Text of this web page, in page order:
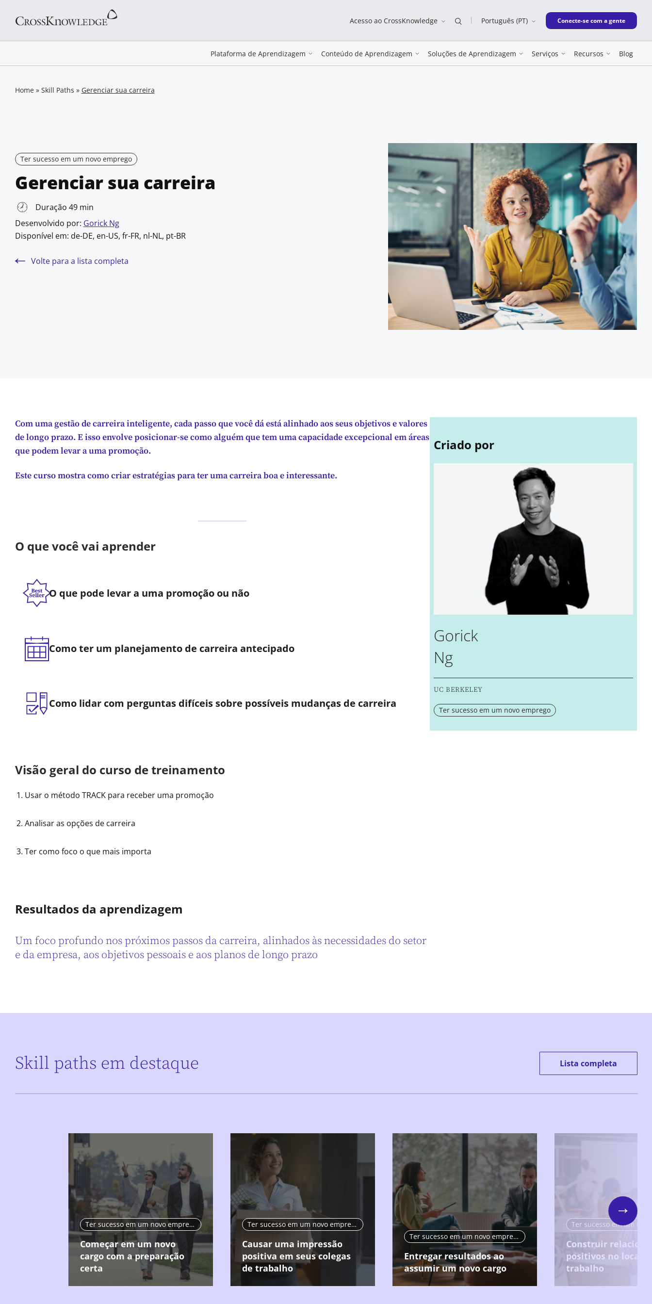
Acesso ao CrossKnowledge Português (PT) New window
Conecte-se com a gente
Plataforma de Aprendizagem Conteúdo de Aprendizagem Soluções de Aprendizagem Serviços Recursos Blog
Home» Skill Paths » Gerenciar sua carreira
Ter sucesso em um novo emprego
Gerenciar sua carreira
Duração 49 min
Desenvolvido por: Gorick Ng
Disponível em: de-DE, en-US, fr-FR, nl-NL, pt-BR
Volte para a lista completa
Com uma gestão de carreira inteligente, cada passo que você dá está alinhado aos seus objetivos e valores
de longo prazo. E isso envolve posicionar-se como alguém que tem uma capacidade excepcional em áreas
que podem levar a uma promoção.
Este curso mostra como criar estratégias para ter uma carreira boa e interessante.
O que você vai aprender
O que pode levar a uma promoção ou não
Como ter um planejamento de carreira antecipado
Como lidar com perguntas difíceis sobre possíveis mudanças de carreira
Visão geral do curso de treinamento
Usar o método TRACK para receber uma promoção
Analisar as opções de carreira
Ter como foco o que mais importa
Resultados da aprendizagem
Um foco profundo nos próximos passos da carreira, alinhados às necessidades do setor
e da empresa, aos objetivos pessoais e aos planos de longo prazo
Criado por
Gorick
Ng
UC BERKELEY
Ter sucesso em um novo emprego
Skill paths em destaque Lista completa
Ter sucesso em um novo emprego
Começar em um novo
cargo com a preparação
certa
Ter sucesso em um novo emprego
Causar uma impressão
positiva em seus colegas
de trabalho
Ter sucesso em um novo emprego
Entregar resultados ao
assumir um novo cargo
Construir
positivos no local
trabalho
Next